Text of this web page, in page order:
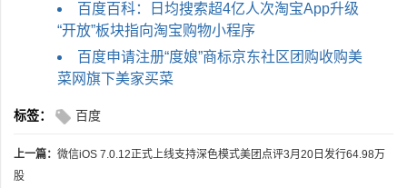
百度百科：日均搜索超4亿人次淘宝App升级
“开放”板块指向淘宝购物小程序
百度申请注册“度娘”商标京东社区团购收购美
菜网旗下美家买菜
标签： 百度
上一篇： 微信iOS 7.0.12正式上线支持深色模式美团点评3月20日发行64.98万
股